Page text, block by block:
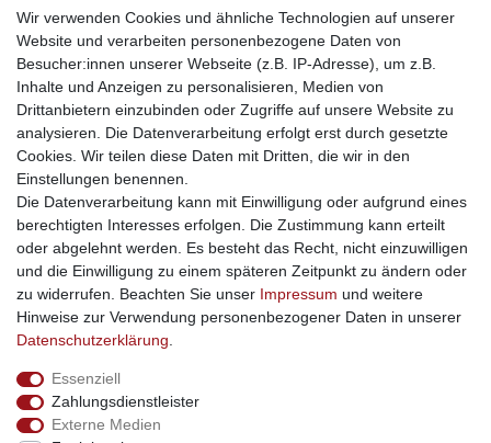
weitere Shops
traumlampen- Lampen und Kronleuchter
kinderwagencenter- Exklusive und günstige Kinderwagen
gastrogeraete24- alles für Gastronomie und Imbiss
soziale Medien
Facebook
sicher einkaufen
Sichere Bestellung und Zahlung via SSL Verschlüsselung
Wir verwenden Cookies und ähnliche Technologien auf unserer
Website und verarbeiten personenbezogene Daten von
Besucher:innen unserer Webseite (z.B. IP-Adresse), um z.B.
Inhalte und Anzeigen zu personalisieren, Medien von
Drittanbietern einzubinden oder Zugriffe auf unsere Website zu
analysieren. Die Datenverarbeitung erfolgt erst durch gesetzte
Cookies. Wir teilen diese Daten mit Dritten, die wir in den
Einstellungen benennen.
Die Datenverarbeitung kann mit Einwilligung oder aufgrund eines
berechtigten Interesses erfolgen. Die Zustimmung kann erteilt
oder abgelehnt werden. Es besteht das Recht, nicht einzuwilligen
und die Einwilligung zu einem späteren Zeitpunkt zu ändern oder
zu widerrufen. Beachten Sie unser Impressum und weitere
Hinweise zur Verwendung personenbezogener Daten in unserer
Daten­schutz­erklärung
Essenziell
Zahlungsdienstleister
Externe Medien
Widerrufs­recht Widerrufs­formular